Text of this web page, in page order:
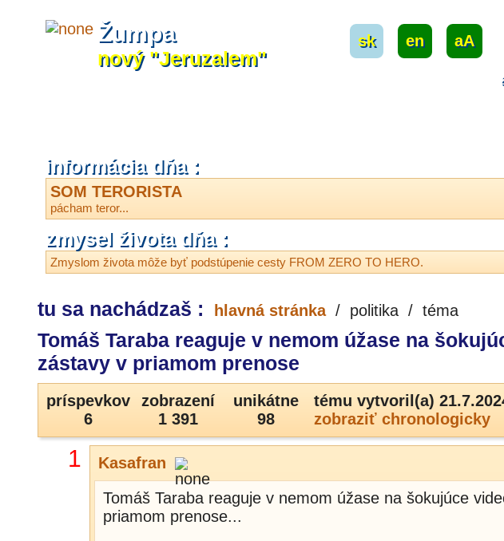
Žumpa
nový "Jeruzalem"
sk en aA
informácia dňa :
SOM TERORISTA
pácham teror...
zmysel života dňa :
Zmyslom života môže byť podstúpenie cesty FROM ZERO TO HERO.
tu sa nachádzaš : hlavná stránka / politika / téma
Tomáš Taraba reaguje v nemom úžase na
zástavy v priamom prenose
príspevkov
6
zobrazení
1 391
unikátne
98
tému vytvoril(a)
zobraziť chronologicky
1 Kasafran
Tomáš Taraba reaguje v nemom úžase na šokujúce
priamom prenose...